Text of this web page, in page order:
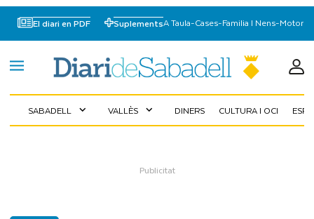
El diari en PDF SuplementsA Taula-Cases-Familia I Nens-Motor
SABADELL expand_more VALLÈS expand_more DINERS CULTURA I OCI